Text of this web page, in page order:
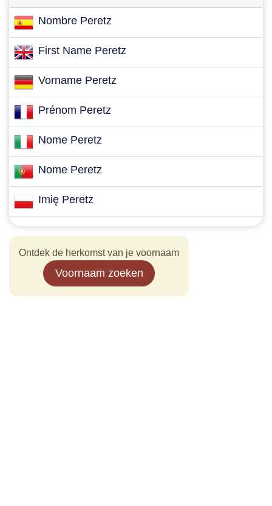
Nombre Peretz
First Name Peretz
Vorname Peretz
Prénom Peretz
Nome Peretz
Nome Peretz
Imię Peretz
Ontdek de herkomst van je voornaam
Voornaam zoeken